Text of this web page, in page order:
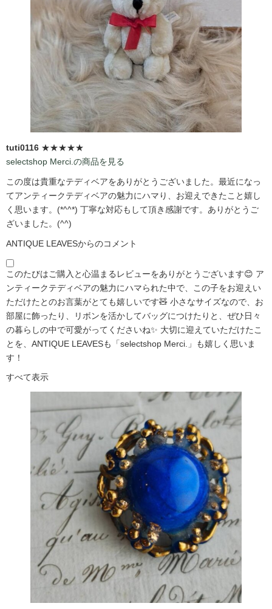
tuti0116 ★★★★★
selectshop Merci.の商品を見る
この度は貴重なテディベアをありがとうございました。最近になっ
てアンティークテディベアの魅力にハマり、お迎えできたこと嬉し
く思います。(*^^*) 丁寧な対応もして頂き感謝です。ありがとうご
ざいました。(^^)
ANTIQUE LEAVESからのコメント
このたびはご購入と心温まるレビューをありがとうございます😊 ア
ンティークテディベアの魅力にハマられた中で、この子をお迎えい
ただけたとのお言葉がとても嬉しいです🧸 小さなサイズなので、お
部屋に飾ったり、リボンを活かしてバッグにつけたりと、ぜひ日々
の暮らしの中で可愛がってくださいね✨ 大切に迎えていただけたこ
とを、ANTIQUE LEAVESも「selectshop Merci.」も嬉しく思いま
す！
すべて表示